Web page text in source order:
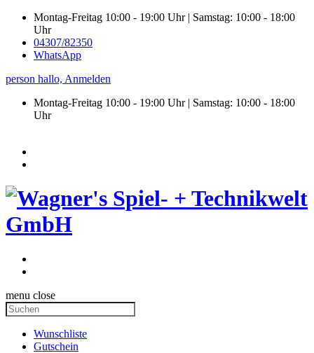
Montag-Freitag 10:00 - 19:00 Uhr | Samstag: 10:00 - 18:00
Uhr
04307/82350
WhatsApp
person hallo, Anmelden
Montag-Freitag 10:00 - 19:00 Uhr | Samstag: 10:00 - 18:00
Uhr
menu close
Wunschliste
Gutschein